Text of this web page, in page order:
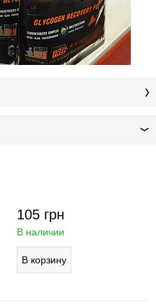
105 грн
В наличии